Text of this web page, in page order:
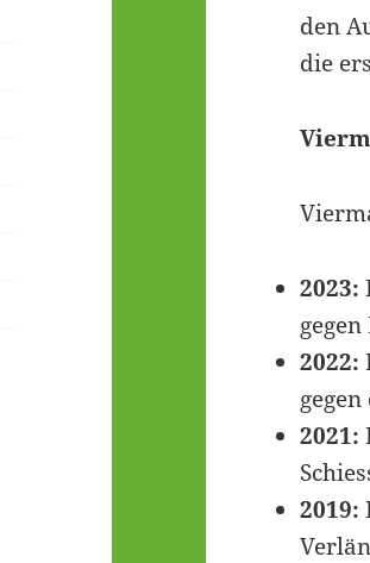
den
die
2023:
2022:
gegen
2021:
2019: